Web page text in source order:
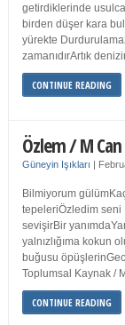
getirdiklerinde
birden düşer kara
yürekte
zamanıdırArtık
CONTINUE READING
Özlem / M
Güneyin Işıkları |
Bilmiyorum
tepeleriÖzledim seni
sevişirBir
yalnızlığıma kokun
buğusu
Toplumsal Kaynak /
CONTINUE READING